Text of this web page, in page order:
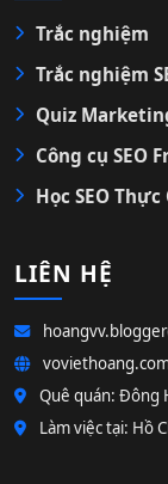
Trắc nghiệm
Trắc nghiệm
Quiz
Công cụ SEO
Học SEO Thực
LIÊN HỆ
Quê quán: Đông
Làm việc tại: Hồ